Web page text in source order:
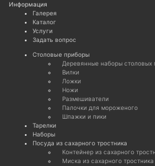
Информация
Галерея
Каталог
Услуги
Задать вопрос
Cтоловые приборы
Деревянные наборы столовых
Вилки
Ложки
Ножи
Размешиватели
Палочки для мороженого
Шпажки и пики
Тарелки
Наборы
Посуда из сахарного тростника
Контейнер из сахарного
Миска из сахарного тростника